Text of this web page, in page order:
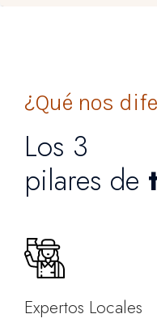
¿Qué nos
Los 3
pilares de
Expertos Locales